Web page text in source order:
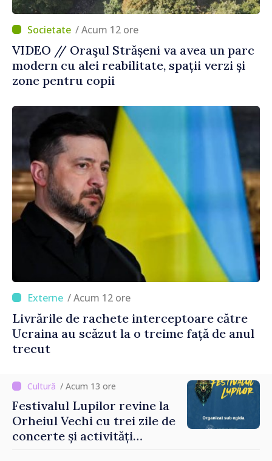
/ Acum 12 ore
VIDEO // Oraşul Strășeni va avea un parc
modern cu alei reabilitate, spații verzi și
zone pentru copii
/ Acum 12 ore
Livrările de rachete interceptoare către
Ucraina au scăzut la o treime față de anul
trecut
/ Acum 13 ore
Festivalul Lupilor revine la
Orheiul Vechi cu trei zile de
concerte și activități